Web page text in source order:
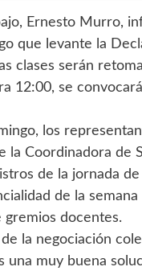
Ernesto Murro,
que levante la
clases serán
12:00, se
los
la Coordinadora de
de la jornada
de la
gremios docentes.
la negociación
una muy buena